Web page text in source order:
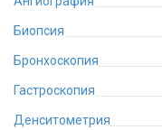
Биопсия
Бронхоскопия
Гастроскопия
Денситометрия